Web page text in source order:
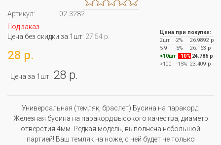
Артикул:
02-3282
Под заказ
Цена без скидки за 1шт: 27.54 р.
28 р.
Цена за 1шт: 28 р.
Цена при покупке:
2шт
-2%
26.9892 р
5-9
-5%
26.163 р
>10шт -10% 24.786 р
>100
-15% 23.409 р
Универсальная (темляк, браслет) Бусина на паракорд.
Железная бусина на паракорд высокого качества, диаметр
отверстия 4мм. Редкая модель, выполнена небольшой
партией! Ваш темляк на ноже, с ней будет не только